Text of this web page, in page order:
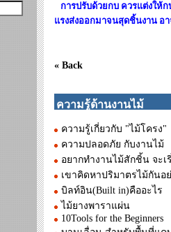
การปรับด้วยกบ ควรแต่งให้
แรงส่งออกมาจนสุดชิ้นงาน อ
« Back
ความรู้ด้านงานไม้
ความรู้เกี่ยวกับ "ไม้โครง"
ความปลอดภัย กับงานไม้
อยากทำงานไม้สักชิ้น จะเ
เขาคิดหาปริมาตรไม้กันอ
บิลท์อิน(Built in)คืออะไร
ไม้ยางพาราแผ่น
10Tools for the Beginners